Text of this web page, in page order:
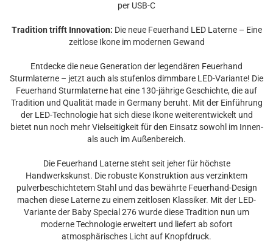
per USB-C
Tradition trifft Innovation: Die neue Feuerhand LED Laterne – Eine
zeitlose Ikone im modernen Gewand
Entdecke die neue Generation der legendären Feuerhand
Sturmlaterne – jetzt auch als stufenlos dimmbare LED-Variante! Die
Feuerhand Sturmlaterne hat eine 130-jährige Geschichte, die auf
Tradition und Qualität made in Germany beruht. Mit der Einführung
der LED-Technologie hat sich diese Ikone weiterentwickelt und
bietet nun noch mehr Vielseitigkeit für den Einsatz sowohl im Innen-
als auch im Außenbereich.
Die Feuerhand Laterne steht seit jeher für höchste
Handwerkskunst. Die robuste Konstruktion aus verzinktem
pulverbeschichtetem Stahl und das bewährte Feuerhand-Design
machen diese Laterne zu einem zeitlosen Klassiker. Mit der LED-
Variante der Baby Special 276 wurde diese Tradition nun um
moderne Technologie erweitert und liefert ab sofort
atmosphärisches Licht auf Knopfdruck.